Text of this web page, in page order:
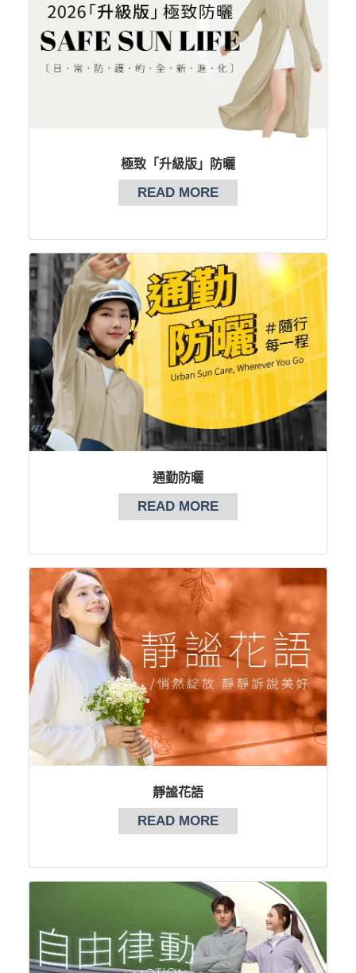
極致「升級版」防曬
READ MORE
通勤防曬
READ MORE
靜謐花語
READ MORE